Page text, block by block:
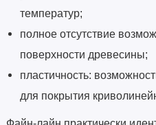
температур;
полное отсутствие
поверхности древесины;
пластичность:
для покрытия